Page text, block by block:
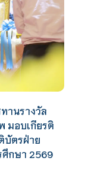
านรางวัล
มอบเกียรติ
บัตรฝ่าย
ศึกษา 2569